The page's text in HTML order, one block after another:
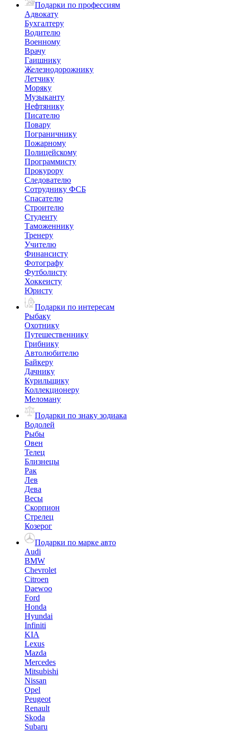
Подарки по профессиям
Адвокату
Бухгалтеру
Водителю
Военному
Врачу
Гаишнику
Железнодорожнику
Летчику
Моряку
Музыканту
Нефтянику
Писателю
Повару
Пограничнику
Пожарному
Полицейскому
Программисту
Прокурору
Следователю
Сотруднику ФСБ
Спасателю
Строителю
Студенту
Таможеннику
Тренеру
Учителю
Финансисту
Фотографу
Футболисту
Хоккеисту
Юристу
Подарки по интересам
Рыбаку
Охотнику
Путешественнику
Грибнику
Автолюбителю
Байкеру
Дачнику
Курильщику
Коллекционеру
Меломану
Подарки по знаку зодиака
Водолей
Рыбы
Овен
Телец
Близнецы
Рак
Лев
Дева
Весы
Скорпион
Стрелец
Козерог
Подарки по марке авто
Audi
BMW
Chevrolet
Citroen
Daewoo
Ford
Honda
Hyundai
Infiniti
KIA
Lexus
Mazda
Mercedes
Mitsubishi
Nissan
Opel
Peugeot
Renault
Skoda
Subaru